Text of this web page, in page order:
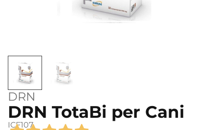
DRN
DRN TotaBi per Cani
ICF107